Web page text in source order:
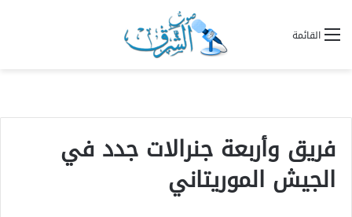
القائمة
فريق وأربعة جنرالات جدد في
الجيش الموريتاني